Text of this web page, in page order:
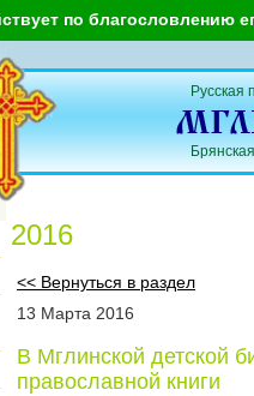
по благословлению
Русская
2016
<< Вернуться в раздел
13 Марта 2016
В Мглинской детской
православной книги